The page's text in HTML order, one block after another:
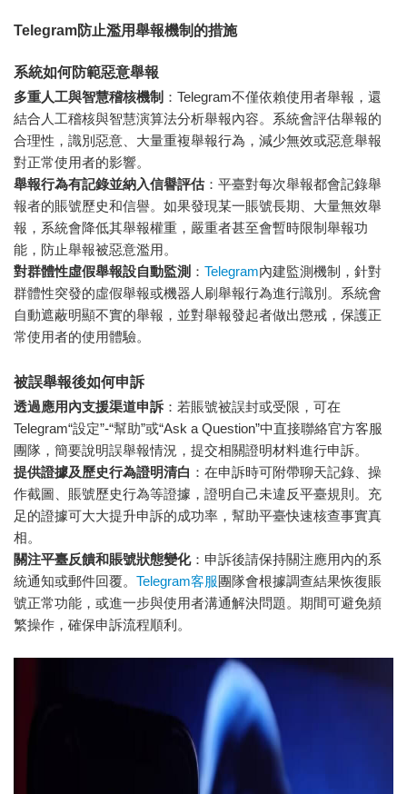
Telegram防止濫用舉報機制的措施
系統如何防範惡意舉報
多重人工與智慧稽核機制 ：Telegram不僅依賴使用者舉報，還
結合人工稽核與智慧演算法分析舉報內容。系統會評估舉報的
合理性，識別惡意、大量重複舉報行為，減少無效或惡意舉報
對正常使用者的影響。
舉報行為有記錄並納入信譽評估：平臺對每次舉報都會記錄舉
報者的賬號歷史和信譽。如果發現某一賬號長期、大量無效舉
報，系統會降低其舉報權重，嚴重者甚至會暫時限制舉報功
能，防止舉報被惡意濫用。
對群體性虛假舉報設自動監測 ： Telegram內建監測機制，針對
群體性突發的虛假舉報或機器人刷舉報行為進行識別。系統會
自動遮蔽明顯不實的舉報，並對舉報發起者做出懲戒，保護正
常使用者的使用體驗。
被誤舉報後如何申訴
透過應用內支援渠道申訴 ：若賬號被誤封或受限，可在
Telegram“設定”-“幫助”或“Ask a Question”中直接聯絡官方客服
團隊，簡要說明誤舉報情況，提交相關證明材料進行申訴。
提供證據及歷史行為證明清白 ：在申訴時可附帶聊天記錄、操
作截圖、賬號歷史行為等證據，證明自己未違反平臺規則。充
足的證據可大大提升申訴的成功率，幫助平臺快速核查事實真
相。
關注平臺反饋和賬號狀態變化：申訴後請保持關注應用內的系
統通知或郵件回覆。 Telegram客服團隊會根據調查結果恢復賬
號正常功能，或進一步與使用者溝通解決問題。期間可避免頻
繁操作，確保申訴流程順利。